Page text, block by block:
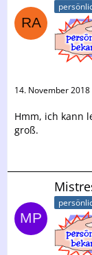
14. November
Hmm, ich kann
groß.